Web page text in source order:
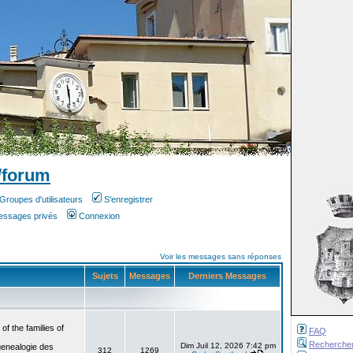
FAQ
d'utilisateurs
S'enregistrer
privés
Connexion
Voir les messages sans réponses
Sujets Messages Derniers Messages
the families of
des
312 1269
Dim Juil 12, 2026 7:42 pm